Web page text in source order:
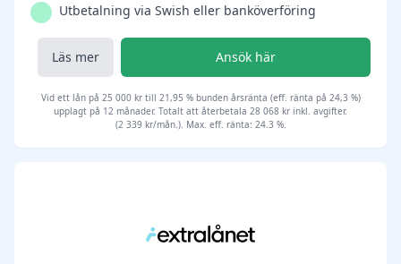
Utbetalning via Swish eller banköverföring
Läs mer Ansök här
Vid ett lån på 25 000 kr till 21,95 % bunden årsränta (eff. ränta på 24,3 %)
upplagt på 12 månader. Totalt att återbetala 28 068 kr inkl. avgifter.
(2 339 kr/mån.). Max. eff. ränta: 24.3 %.